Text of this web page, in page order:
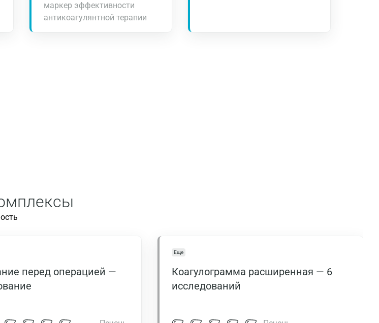
маркер эффективности
антикоагулянтной терапии
перед операцией —
Еще
Коагулограмма расширенная — 6
исследований